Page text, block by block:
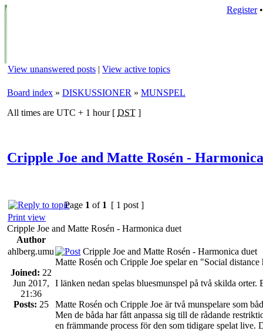
Register
View unanswered posts | View active topics
Board index » DISKUSSIONER » MUNSPEL
All times are UTC + 1 hour [ DST ]
Cripple Joe and Matte Rosén -
Page 1 of 1 [ 1 post ]
Print view
Cripple Joe and Matte Rosén - Harmonica duet
Author
ahlberg.umu
Joined: 22
Jun 2017,
21:36
Posts: 25
Cripple Joe and Matte Rosén - Harmonica duet
Matte Rosén och Cripple Joe spelar en "Social
I länken nedan spelas bluesmunspel på två skilda
Matte Rosén och Cripple Joe är två munspelare som
Men de båda har fått anpassa sig till de rådande
en främmande process för den som tidigare spelat